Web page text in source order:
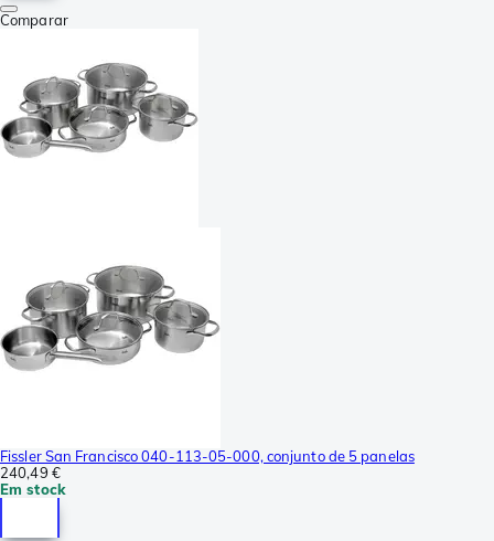
Comparar
Fissler San Francisco 040-113-05-000, conjunto de 5 panelas
240,49 €
Em stock